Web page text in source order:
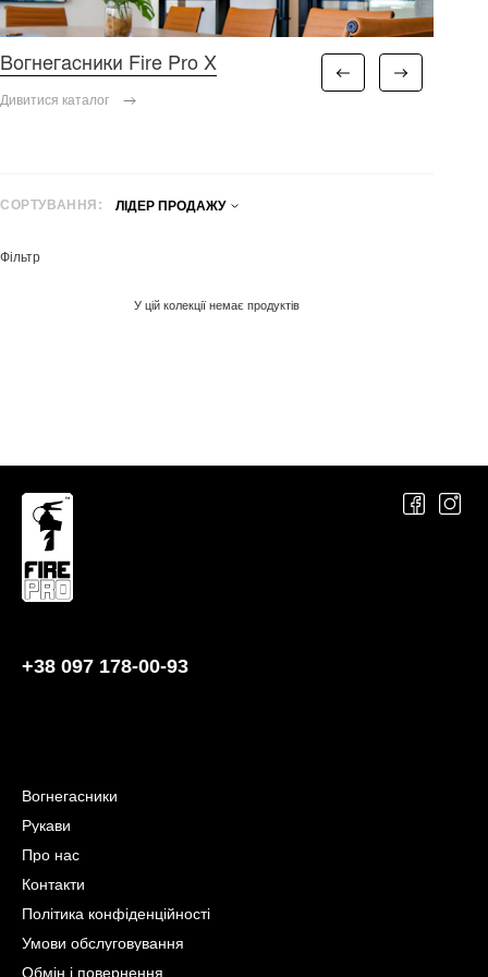
Вогнегасники Fire Pro X
Дивитися каталог
Порошкові вогнегасники
Дивитися каталог
Вуглекислотні вогнегасники
Дивитися каталог
Рукава
Дивитися каталог
СОРТУВАННЯ: ЛІДЕР ПРОДАЖУ
Фільтр
У цій колекції немає продуктів
+38 097 178-00-93
Вогнегасники
Рукави
Про нас
Контакти
Політика конфіденційності
Умови обслуговування
Обмін і повернення